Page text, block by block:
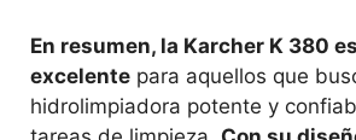
En resumen, la Karcher K 380
excelente para aquellos que
hidrolimpiadora potente y